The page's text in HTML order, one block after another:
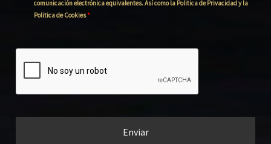
comunicación electrónica equivalentes. Así como la Politica de Privacidad y la
Politica de Cookies*